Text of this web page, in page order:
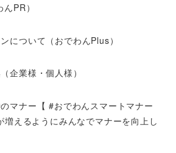
PR）
について（おでわんPlus）
企業様・個人様）
マナー【 #おでわんスマートマナー
増えるようにみんなでマナーを向上し